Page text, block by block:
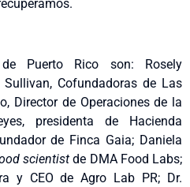
de Puerto Rico son: Rosely
Cofundadoras de Las
Director de Operaciones de la
presidenta de Hacienda
de Finca Gaia; Daniela
scientist de DMA Food Labs;
y CEO de Agro Lab PR; Dr.